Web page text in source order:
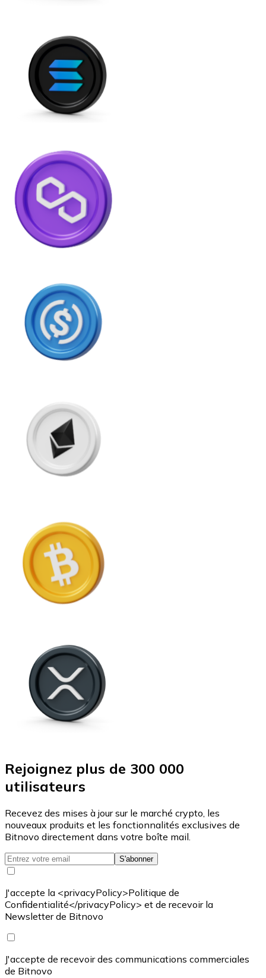
Rejoignez plus de 300 000
utilisateurs
Recevez des mises à jour sur le marché crypto, les
nouveaux produits et les fonctionnalités exclusives de
Bitnovo directement dans votre boîte mail.
S'abonner
J'accepte la <privacyPolicy>Politique de
Confidentialité</privacyPolicy> et de recevoir la
Newsletter de Bitnovo
J'accepte de recevoir des communications commerciales
de Bitnovo